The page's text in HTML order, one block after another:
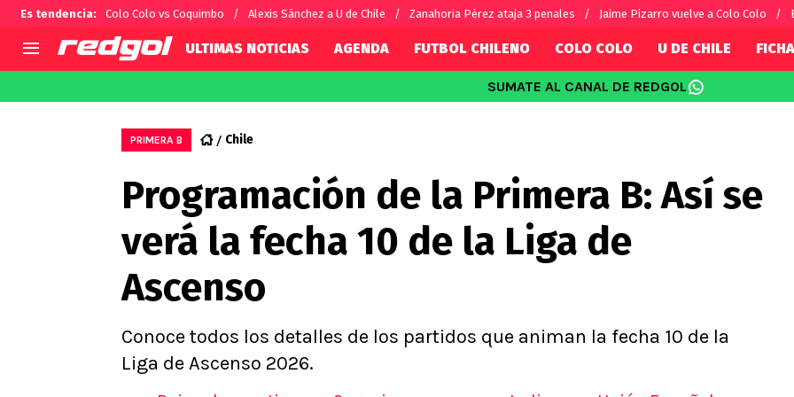
Es tendencia: Colo Colo vs Coquimbo Alexis Sánchez a U de Chile Zanahoria Pérez ataja 3 penales Jaime Pizarro vuelve a Colo Colo
Selección Chilena
U de Chile
U Católica
Campeonato Nacional
Primera B
Segunda División
Copa Chile
Supercopa Chile
Campeonato Femenino
Alexis Sánchez
Carlos Palacios
Chilenos por el mundo
Fútbol Argentino
Fútbol Brasileño
Conference
Ligue 1
ULTIMAS NOTICIAS AGENDA FUTBOL CHILENO COLO COLO U DE CHILE
SUMATE AL CANAL DE REDGOL
PRIMERA B Chile
Programación de la Primera B: Así se
verá la fecha 10 de la Liga de
Ascenso
Conoce todos los detalles de los partidos que animan la fecha 10 de la
Liga de Ascenso 2026.